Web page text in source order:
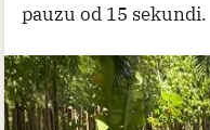
pauzu od 15 sekundi.